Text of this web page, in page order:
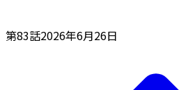
第83話2026年6月26日